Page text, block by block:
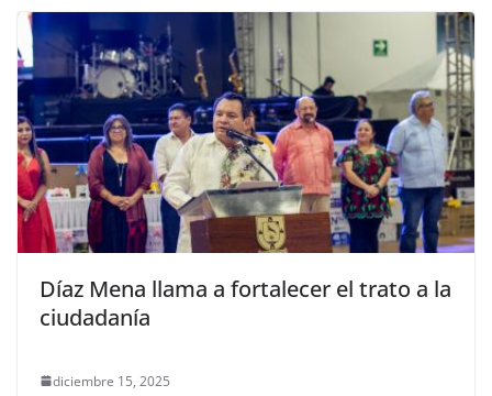
Díaz Mena llama a fortalecer el trato a la
ciudadanía
diciembre 15, 2025